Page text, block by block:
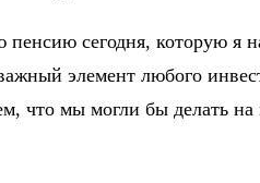
сегодня, которую я
элемент любого
что мы могли бы делать